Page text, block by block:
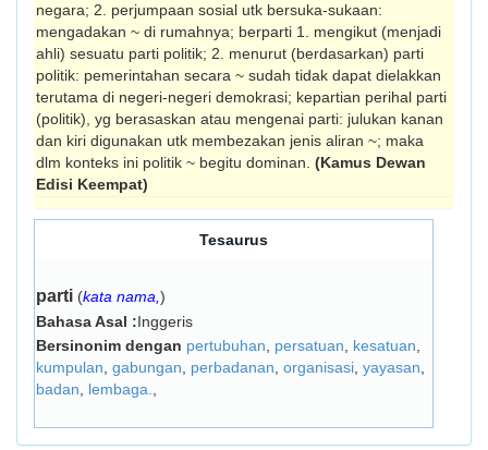
negara; 2. perjumpaan sosial utk bersuka-sukaan:
mengadakan ~ di rumahnya; berparti 1. mengikut (menjadi
ahli) sesuatu parti politik; 2. menurut (berdasarkan) parti
politik: pemerintahan secara ~ sudah tidak dapat dielakkan
terutama di negeri-negeri demokrasi; kepartian perihal parti
(politik), yg ber­asaskan atau mengenai parti: julukan kanan
dan kiri digunakan utk membezakan jenis aliran ~; maka
dlm konteks ini politik ~ begitu dominan. (Kamus Dewan
Edisi Keempat)
Tesaurus
parti (kata nama, )
Bahasa Asal :Inggeris
Bersinonim dengan pertubuhan persatuan kesatuan
kumpulan gabungan perbadanan organisasi yayasan
badan
lembaga.